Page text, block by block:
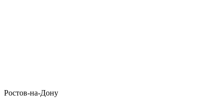
Ростов-на-Дону